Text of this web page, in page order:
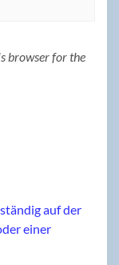
browser for the